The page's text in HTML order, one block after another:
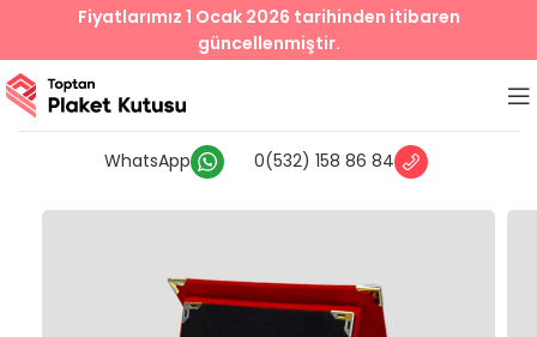
WhatsApp 0(532) 158 86 84
Fiyatlarımız 1 Ocak 2026 tarihinden itibaren
güncellenmiştir.